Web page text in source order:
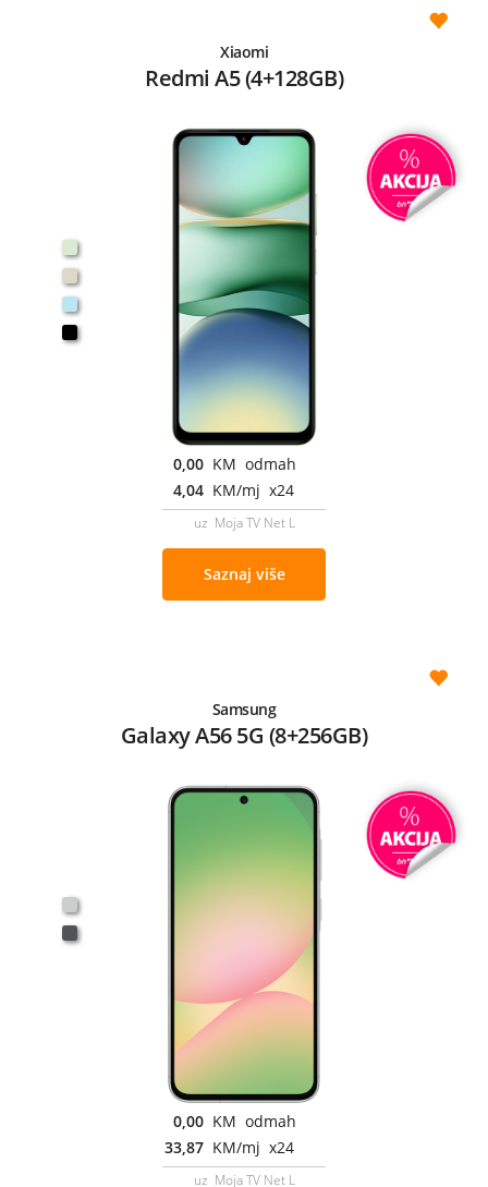
Xiaomi
Redmi A5 (4+128GB)
0,00 KM odmah
4,04 KM/mj x24
uz Moja TV Net L
Saznaj više
Samsung
Galaxy A56 5G (8+256GB)
0,00 KM odmah
33,87 KM/mj x24
uz Moja TV Net L